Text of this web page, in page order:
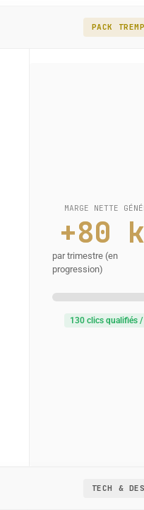
PACK
MARGE NETTE
+80
par trimestre (en
progression)
130 clics qualifiés
TECH &